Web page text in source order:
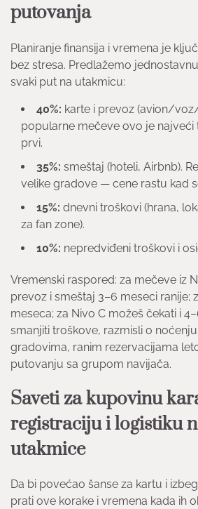
putovanja
Planiranje finansija i vremena je
bez stresa. Predlažemo
svaki put na utakmicu:
40%: karte i prevoz (avion/
popularne mečeve ovo je najveći
prvi.
35%: smeštaj (hoteli, Airbnb).
velike gradove — cene rastu kad
15%: dnevni troškovi (hrana,
za fan zone).
10%: nepredviđeni troškovi i
Vremenski raspored: za mečeve iz
prevoz i smeštaj 3–6 meseci ranije;
meseca; za Nivo C možeš čekati i
smanjiti troškove, razmisli o
gradovima, ranim rezervacijama
putovanju sa grupom navijača.
Saveti za kupovinu
registraciju i logistiku
utakmice
Da bi povećao šanse za kartu i
prati ove korake i vremena kada ih